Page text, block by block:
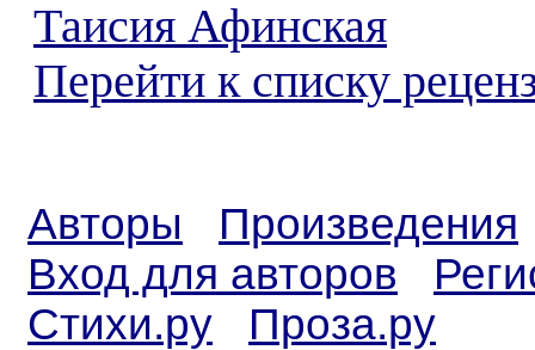
Таисия Афинская
Перейти к списку
Авторы
Произведения
Вход для авторов
Стихи.ру
Проза.ру